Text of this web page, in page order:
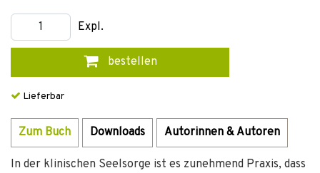
Expl.
bestellen
Lieferbar
Zum Buch Downloads Autorinnen & Autoren
In der klinischen Seelsorge ist es zunehmend Praxis, dass